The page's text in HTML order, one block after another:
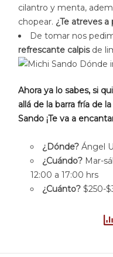
cilantro y menta,
chopear. ¿Te atreves a
De tomar nos
refrescante calpisde
Ahora ya lo sabes, si
allá de la barra fría de
Sando ¡Te va a
¿Dónde? Ángel
¿Cuándo? Mar-
12:00 a 17:00 hrs
¿Cuánto? $250-